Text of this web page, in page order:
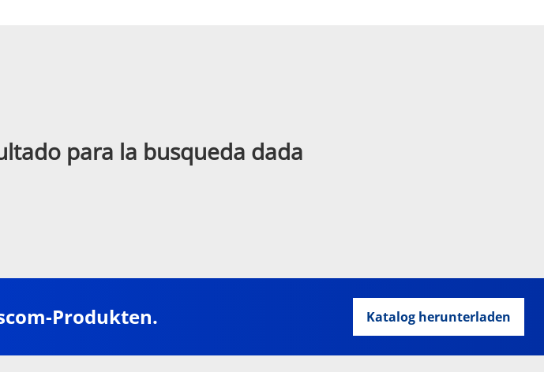
para la busqueda dada
Produkten. Katalog herunterladen